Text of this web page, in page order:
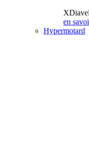
en
Hypermotard